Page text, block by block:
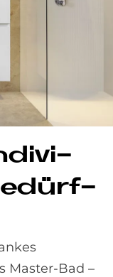
Master-Bad –